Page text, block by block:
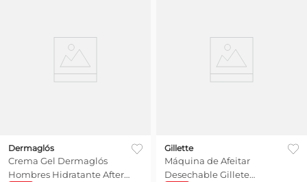
Dermaglós
Crema Gel Dermaglós
Hombres Hidratante After
Gillette
Máquina de Afeitar
Desechable Gillete